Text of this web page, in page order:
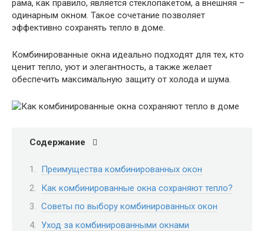
рама, как правило, является стеклопакетом, а внешняя –
одинарным окном. Такое сочетание позволяет
эффективно сохранять тепло в доме.
Комбинированные окна идеально подходят для тех, кто
ценит тепло, уют и элегантность, а также желает
обеспечить максимальную защиту от холода и шума.
Содержание
Преимущества комбинированных окон
Как комбинированные окна сохраняют тепло?
Советы по выбору комбинированных окон
Уход за комбинированными окнами